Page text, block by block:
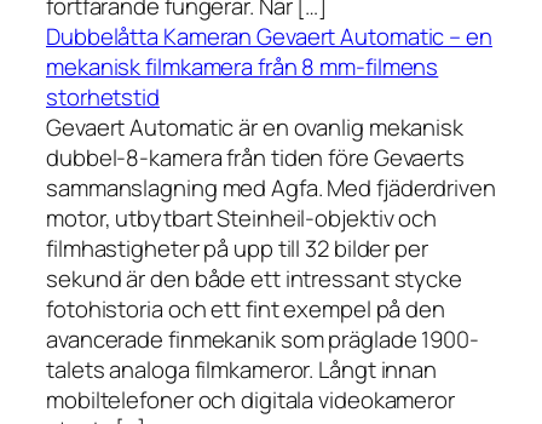
fortfarande fungerar. När […]
Dubbelåtta Kameran Gevaert Automatic – en
mekanisk filmkamera från 8 mm-filmens
storhetstid
Gevaert Automatic är en ovanlig mekanisk
dubbel-8-kamera från tiden före Gevaerts
sammanslagning med Agfa. Med fjäderdriven
motor, utbytbart Steinheil-objektiv och
filmhastigheter på upp till 32 bilder per
sekund är den både ett intressant stycke
fotohistoria och ett fint exempel på den
avancerade finmekanik som präglade 1900-
talets analoga filmkameror. Långt innan
mobiltelefoner och digitala videokameror